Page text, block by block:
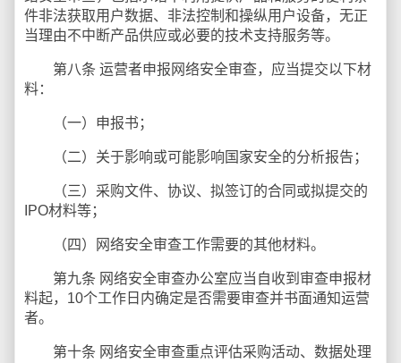
件非法获取用户数据、非法控制和操纵用户设备，无正
当理由不中断产品供应或必要的技术支持服务等。
第八条 运营者申报网络安全审查，应当提交以下材
料：
（一）申报书；
（二）关于影响或可能影响国家安全的分析报告；
（三）采购文件、协议、拟签订的合同或拟提交的
IPO材料等；
（四）网络安全审查工作需要的其他材料。
第九条 网络安全审查办公室应当自收到审查申报材
料起，10个工作日内确定是否需要审查并书面通知运营
者。
第十条 网络安全审查重点评估采购活动、数据处理